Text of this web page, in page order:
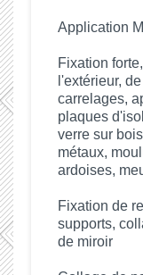
Application
Fixation
l'extérieur,
carrelages,
plaques
verre sur
métaux,
ardoises,
Fixation de
supports,
de miroir